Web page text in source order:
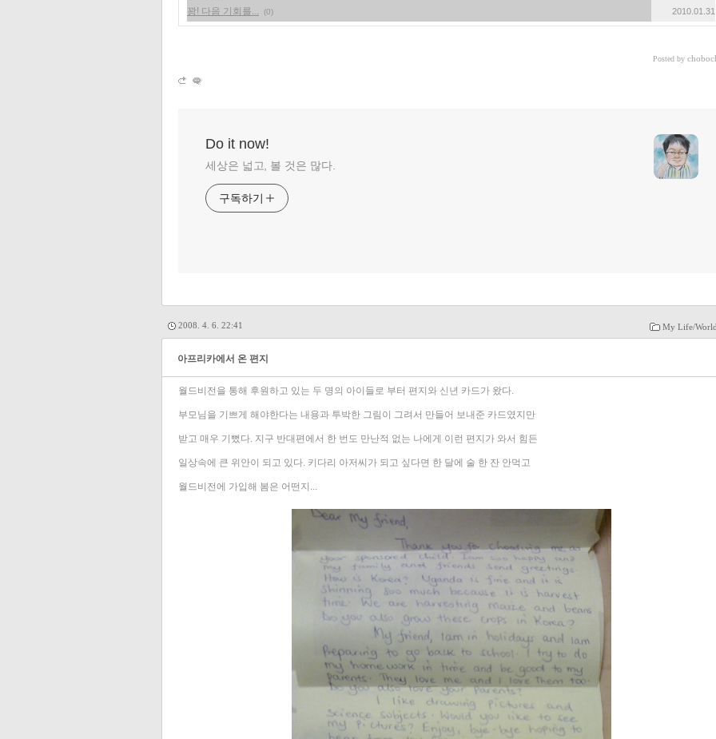
꽝! 다음 기회를... (0) 2010.01.31
Posted by
Do it now!
세상은 넓고, 볼 것은 많다.
구독하기
My Life/
2008. 4. 6. 22:41
아프리카에서 온 편지
월드비전을 통해 후원하고 있는 두 명의 아이들로 부터 편지와 신년 카드가 왔다.
부모님을 기쁘게 해야한다는 내용과 투박한 그림이 그려서 만들어 보내준 카드였지만
받고 매우 기뻤다. 지구 반대편에서 한 번도 만난적 없는 나에게 이런 편지가 와서 힘든
일상속에 큰 위안이 되고 있다. 키다리 아저씨가 되고 싶다면 한 달에 술 한 잔 안먹고
월드비전에 가입해 봄은 어떤지...